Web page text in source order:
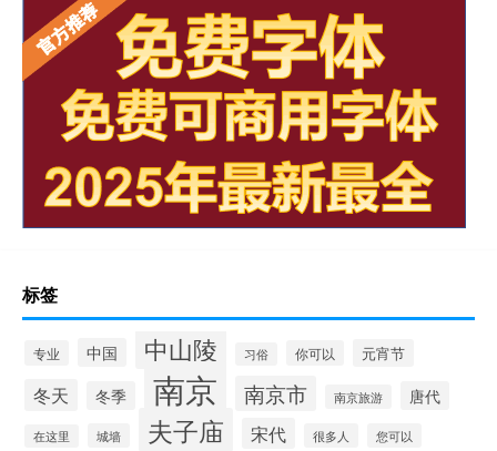
标签
专业 中国 中山陵 习俗 你可以 元宵节
冬天 冬季 南京 南京市 南京旅游 唐代
在这里 城墙 夫子庙 宋代 很多人 您可以